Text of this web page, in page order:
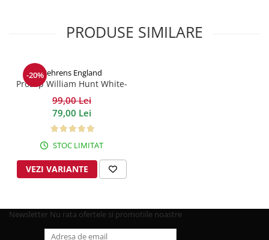
PRODUSE SIMILARE
-20%Behrens England
Prosop William Hunt White-
Grey 600GSM
99,00 Lei
79,00 Lei
STOC LIMITAT
VEZI VARIANTE
Newsletter Nu rata ofertele si promotiile noastre